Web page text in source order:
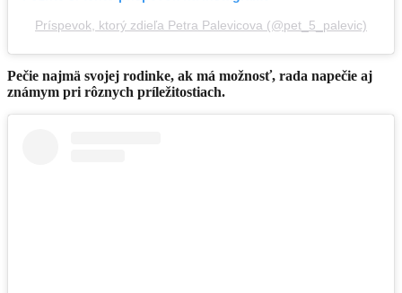
Príspevok, ktorý zdieľa Petra Palevicova (@pet_5_palevic)
Pečie najmä svojej rodinke, ak má možnosť, rada napečie aj
známym pri rôznych príležitostiach.